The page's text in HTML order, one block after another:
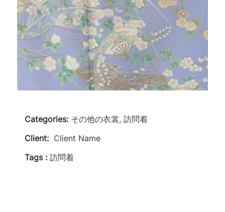
Categories: その他の衣裳, 訪問着
Client: Client Name
Tags : 訪問着